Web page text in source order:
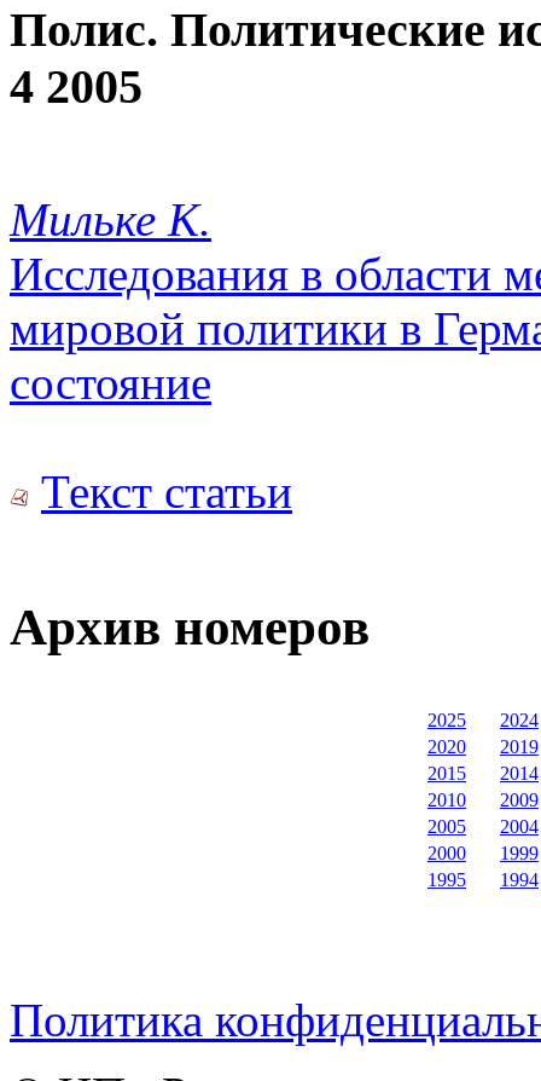
Полис. Политические
4 2005
Мильке К.
Исследования в области
мировой политики в
состояние
Текст статьи
Архив номеров
2025
2024
2020
2019
2015
2014
2010
2009
2005
2004
2000
1999
1995
1994
Политика